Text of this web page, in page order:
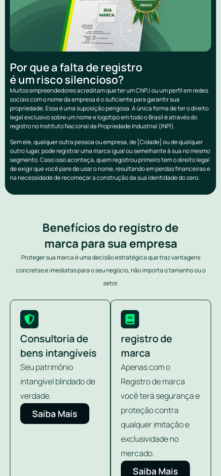
Por que a falta de registro
é um risco silencioso?
Muitos empreendedores acreditam que ter um CNPJ ou um perfil em redes
sociais com o nome da empresa é o suficiente para garantir sua
propriedade. Essa é uma suposição perigosa. A única forma de ter o direito
legal exclusivo sobre um nome e logotipo em todo o Brasil é através do
registro no Instituto Nacional da Propriedade Industrial (INPI).
Sem ele, qualquer outra pessoa ou empresa, de [Cidade] ou de qualquer
outro lugar, pode registrar uma marca igual ou semelhante à sua no mesmo
segmento. Caso isso aconteça, quem registrou primeiro tem o direito legal
de exigir que você pare de usar o nome, resultando em perdas financeiras e
na necessidade de recomeçar a construção da sua identidade do zero.
Benefícios do registro de
marca para sua empresa
Proteger sua marca é uma decisão estratégica que traz vantagens
concretas e imediatas para o seu negócio, não importa o tamanho ou o
setor.
Consultoria de
bens intangíveis
Seu patrimônio
intangível blindado de
verdade.
Saiba Mais
registro de
marca
Apenas com o
Registro de marca
você terá segurança e
proteção contra
qualquer imitação e
exclusividade no
mercado.
Saiba Mais